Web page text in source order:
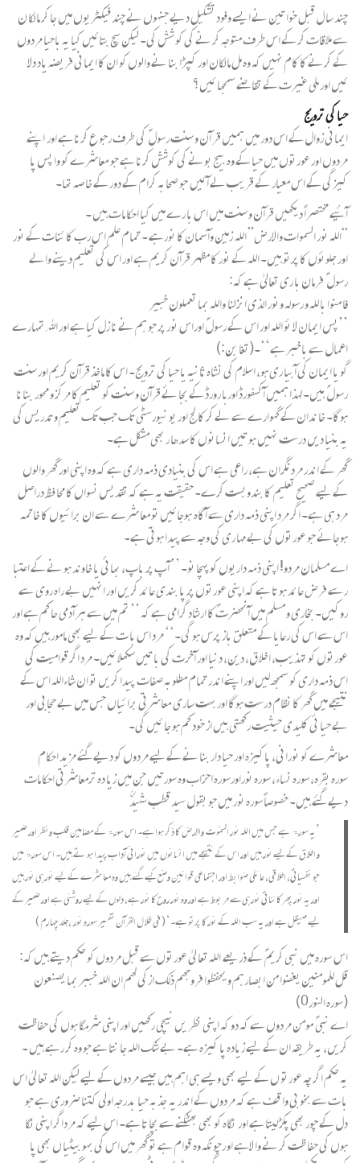
چند سا ل قبل خوا تین نے ایسے وفود تشکیل دیے جنہوں نے چند فیکٹریوں میں جا کر مالکا ن
سے ملاقات کر کے اس طرف متوجہ کر نے کی کو شش کی۔ لیکن سچ بتائیں کیا یہ باحیا مردوں
کے کرنے کا کام نہیں کہ وہ مل مالکان اور کپڑا بنا نے والوں کو ان کا ایمانی فریضہ یاد دلا
ئیں اور ملی غیرت کے تقاضے سمجھا ئیں؟
حیا کی ترویج
ایمانی زوال کے اس دور میں ہمیں قر آن و سنت رسول ؐ کی طرف رجو ع کرنا ہے اور اپنے
مردوں اور عورتوں میں حیا کے وہ بیج بونے کی کوشش کرنا ہے جو معاشرے کو وا پس پا
کیزگی کے اس معیار کے قریب لے آئیں جو صحابہ کرام کے دور کے خا صہ تھا۔
آئیے مختصراً دیکھیں قرآن و سنت میں اس با رے میں کیا احکا مات ہیں ۔
“اللہ نور السموات والارض” اللہ زمین وآسمان کا نورہے ۔ تمام علم اس رب کا ئنات کے نور
اور جلوئوں کا پرتو ہیں۔ اللہ کے نور کا مظہر قرآن کریم ہے اور اس کی تعلیم دینے والے
رسول ؐ فرمان با ری تعالیٰ ہے کہ:
فا منوا با للہ و رسولہ ونور الذی انزلنا واللہ بما تعملون خبیر
’’پس ایمان لا ئو اللہ اور اس کے رسولؐ اوراس نور پر جو ہم نے نا زل کیا ہے اور اﷲ تمہارے
اعمال سے باخبر ہے‘‘۔(تغا بن:)
گو یا ایمان کی آبیا ری ہو، اسلام کی نشاہ ثانیہ یا حیا کی ترویج۔ اس کا ماخذ قرآن کریم اور سنت
رسول ؐ ہیں۔ لہذا ہمیں آکسفورڈ اور ہا رورڈ کے بجا ئے قرآن و سنت کو تعلیم کا مرکز و محور بنانا
ہوگا۔ خا ندان کے گہوارے سے لے کر کا لج اور یو نیورسٹی تک جب تک تعلیم و تدریس کی
یہ بنیا دیں درست نہیں ہو تیں انسانوں کا سدھا ر بھی مشکل ہے۔
گھر کے اندر مردنگران ہے، راعی ہے اس کی بنیادی ذمہ داری ہے کہ وہ اپنی اور گھر والوں
کے لیے صحیح تعلیم کا بندوبست کرے۔ حقیقت یہ ہے کہ تقدیس نسواں کا محا فظ دراصل
مرد ہی ہے۔ اگر مرد اپنی ذمہ داری سے آگاہ ہوجائیں تو معا شرے سے ان برائیوں کا خاتمہ
ہوجائے جو عورتوں کی بے مہا ری کی وجہ سے پیدا ہوتی ہے۔
اے مسلمان مردو! اپنی ذمہ داریوں کو پہچا نو۔ ’’ آپ پر باپ، بھائی یا خاوند ہو نے کے اعتبا
ر سے فرض عا ئد ہو تا ہے کہ اپنی عورتوں پر پا بندی عا ئد کریں اور انہیں بے راہ روی سے
روکیں۔ بخاری و مسلم میں آنحضرتؐ کا ارشاد گرامی ہے کہ ’’ تم میں سے ہر آدمی حا کم ہے اور
اس سے اس کی رعایا کے متعلق باز پرس ہو گی۔‘‘ مرد اس با ت کے لیے بھی مامور ہیں کہ وہ
عورتوں کو تہذیب، اخلا ق، دین، دنیا اور آخرت کی با تیں سکھلا ئیں۔ مرد اگر قوامیت کی
اس ذمہ داری کو سمجھ لیں اور اپنے اندر تمام مطلوبہ صفات پیدا کریں تو ان شاءاللہ اس کے
نتیجے میں گھر کا نظام درست ہوگا اور بہت ساری معاشرتی برائیاں جس میں بے حجابی اور
بے حیا ئی کلیدی حیثیت رکھتی ہیں از خود کم ہو جا ئیں گی۔
معاشرے کو نورانی، پاکیزہ اور حیا دار بنا نے کے لیے مردوں کو دیے گئے مزید احکام
سورہ بقرہ، سورہ نساء، سورہ نوراورسورہ احزاب وہ سورتیں جن میں زیا دہ ترمعاشرتی احکا مات
دیے گئے ہیں۔ خصوصاً سورہ نور میں جو بقول سید قطب شہیدؒ
’یہ سورۃ ہے جس میں اللہ نور السموٰت والارض کا ذکر ہوا ہے۔ اس سورۃ کے مضامین قلب ونظر اور ضمیر
و اخلا ق کے لیے نور ہیں اور اس کے نتیجے میں انسانوں میں نورانی آداب پیدا ہو تے ہیں۔ اس سورۃ میں
جو نفسیاتی، اخلا قی، عا ئلی ضوابط اور اجتماعی قوانین وضع کیے گئے ہیں وہ معا شرے کے لیے نور ہی نور ہیں
اور یہ نور پھر کائناتی نور ہی سے مر بوط ہے اور وہ نور روح کا نور ہے، دلوں کے لیے روشنی ہے اور ضمیر کے
لیے صیقل ہے اور یہ سب اللہ کے نور کا پرتو ہے۔‘ ( فی ظلا ل القرآن تفسیر سورہ نور ،جلد چہا رم )
اس سورہ میں نبی کریم ؐ کے ذریعے اللہ تعا لیٰ عورتوں سے قبل مردوں کو حکم دیتے ہیں کہ:
قل للمومنین یغضوا من ابصارہم و یحفظوا فروجھم ذلک ازکی لھم ان اللہ خببر بما یصنعون
(سورہ النور0)
اے نبی ؐ مومن مردوں سے کہ دو کہ اپنی نظر یں نیچی رکھیں اور اپنی شرمگا ہوں کی حفاظت
کریں، یہ طریقہ ان کے لیے زیادہ پا کیزہ ہے۔ بے شک اللہ جا نتا ہے جو وہ کر رہے ہیں ۔
یہ حکم اگر چہ عورتو ں کے لیے بھی ویسے ہی اہم ہیں جیسے مردوں کے لیے لیکن اللہ تعا لیٰ اس
با ت سے بخو بی وا قف ہے کہ مردوں کے اندر یہ جذبہ حیا بدرجہ اولی کتنا ضروری ہے جو
دل کے چور بھی پکڑ لیتا ہے اور نگاہ کو بھی بھٹکنے سے بچا تا ہے۔ اس لیے کہ مرداگر اپنی نگا
ہوں کی حفا ظت کر نے وا لاہے او رچونکہ وہ قوام ہے تو گھر میں اس کی بہو بیٹیا ں بھی پا